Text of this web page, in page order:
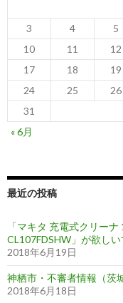
ン
3
4 5
10
11 12
17
18 19
24
25 26
31
« 6月
最近の投稿
「マキタ 充電式クリー
CL107FDSHW」が欲しい
2018年6月19日
神栖市・不審者情報（茨
2018年6月18日